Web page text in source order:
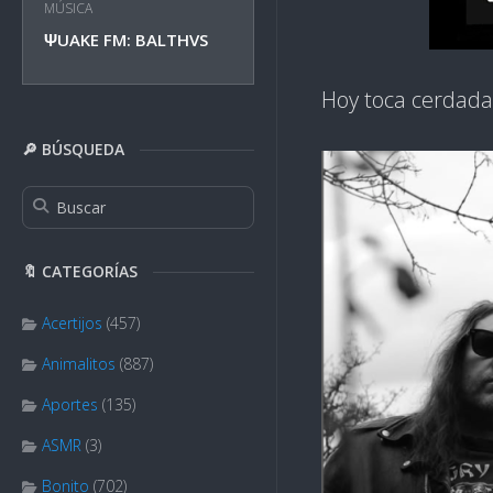
MÚSICA
ΨUAKE FM: BALTHVS
🔎 BÚSQUEDA
🔖 CATEGORÍAS
Acertijos (457)
Animalitos (887)
Aportes (135)
ASMR (3)
Bonito (702)
Hoy toca